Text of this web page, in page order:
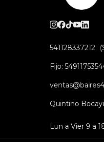
541128337212
Fijo:
Quintino
Lun a Vier 9 a